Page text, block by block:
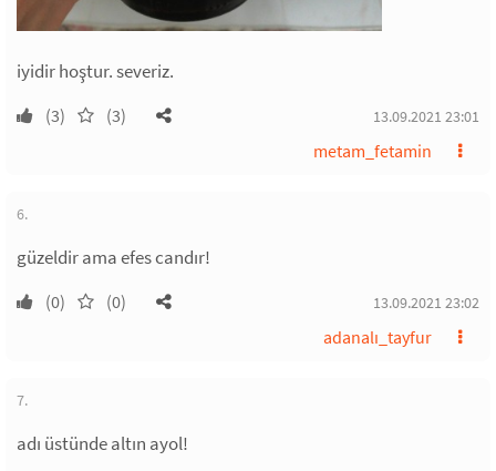
iyidir hoştur. severiz.
(3) (3) 13.09.2021 23:01
metam_fetamin
6.
güzeldir ama efes candır!
(0) (0) 13.09.2021 23:02
adanalı_tayfur
7.
adı üstünde altın ayol!